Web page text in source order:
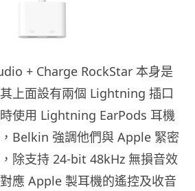
+ Charge RockStar 本身是
上面設有兩個 Lightning 插口
使用 Lightning EarPods 耳機
Belkin 強調他們與 Apple 緊密
除支持 24-bit 48kHz 無損音效
應 Apple 製耳機的遙控及收音